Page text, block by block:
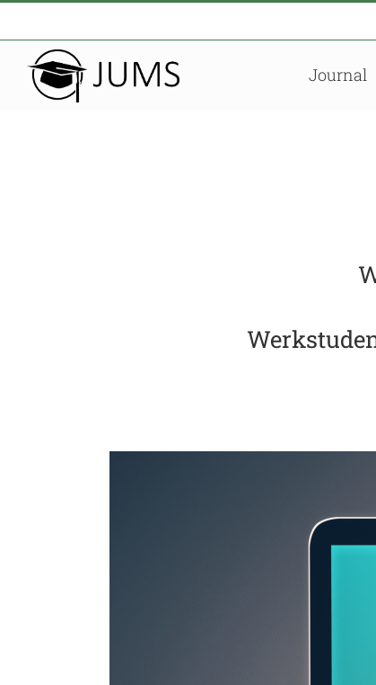
Zum
springen
Journal